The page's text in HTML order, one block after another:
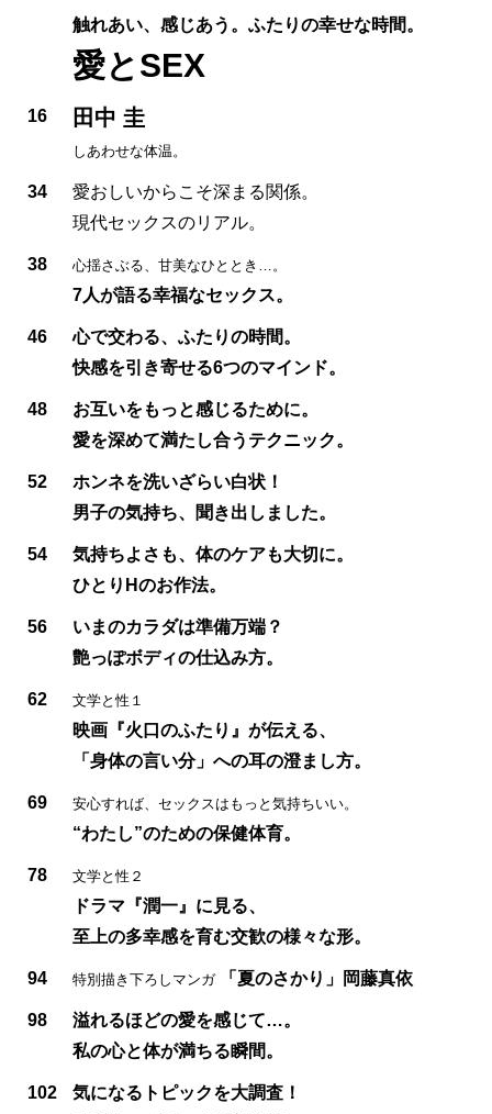
触れあい、感じあう。ふたりの幸せな時間。
愛とSEX
16 田中 圭
しあわせな体温。
34
愛おしいからこそ深まる関係。
現代セックスのリアル。
38 心揺さぶる、甘美なひととき…。
7人が語る幸福なセックス。
46
心で交わる、ふたりの時間。
快感を引き寄せる6つのマインド。
48
お互いをもっと感じるために。
愛を深めて満たし合うテクニック。
52
ホンネを洗いざらい白状！
男子の気持ち、聞き出しました。
54
気持ちよさも、体のケアも大切に。
ひとりHのお作法。
56
いまのカラダは準備万端？
艶っぽボディの仕込み方。
62 文学と性１
映画『火口のふたり』が伝える、
「身体の言い分」への耳の澄まし方。
69 安心すれば、セックスはもっと気持ちいい。
“わたし”のための保健体育。
78 文学と性２
ドラマ『潤一』に見る、
至上の多幸感を育む交歓の様々な形。
94 特別描き下ろしマンガ 「夏のさかり」岡藤真依
98
溢れるほどの愛を感じて…。
私の心と体が満ちる瞬間。
102
気になるトピックを大調査！